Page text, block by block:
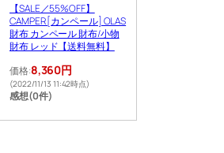
【SALE／55%OFF】
CAMPER [カンペール] OLAS
財布 カンペール 財布/小物
財布 レッド【送料無料】
価格:8,360円
(2022/11/13 11:42時点)
感想(0件)